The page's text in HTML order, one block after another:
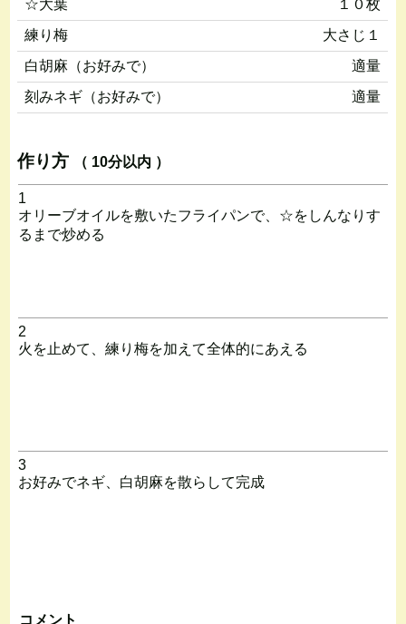
☆大葉
１０枚
練り梅
大さじ１
白胡麻（お好みで）
適量
刻みネギ（お好みで）
適量
作り方 （ 10分以内 ）
1
オリーブオイルを敷いたフライパンで、☆をしんなりす
るまで炒める
2
火を止めて、練り梅を加えて全体的にあえる
3
お好みでネギ、白胡麻を散らして完成
コメント